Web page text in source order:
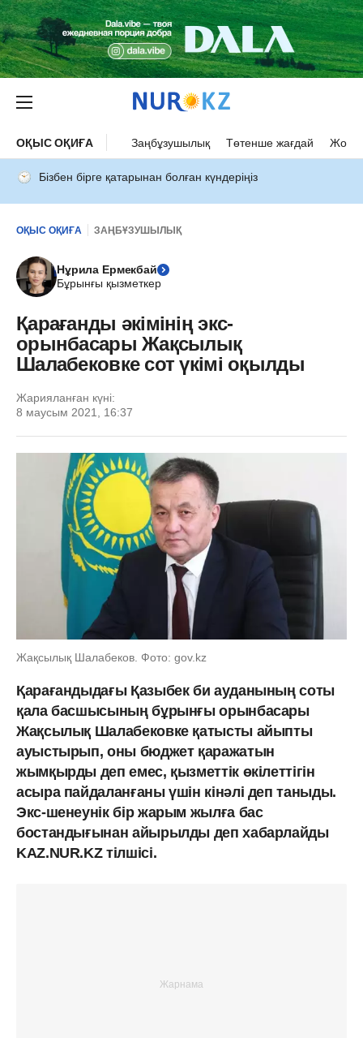
ОҚЫС ОҚИҒА Заңбұзушылық Төтенше жағдай Жол
Бізбен бірге қатарынан болған күндеріңіз
ОҚЫС ОҚИҒА ЗАҢБҰЗУШЫЛЫҚ
Нұрила Ермекбай
Бұрынғы қызметкер
Қарағанды әкімінің экс-
орынбасары Жақсылық
Шалабековке сот үкімі оқылды
Жарияланған күні:
8 маусым 2021, 16:37
Жақсылық Шалабеков. Фото: gov.kz
Қарағандыдағы Қазыбек би ауданының соты
қала басшысының бұрынғы орынбасары
Жақсылық Шалабековке қатысты айыпты
ауыстырып, оны бюджет қаражатын
жымқырды деп емес, қызметтік өкілеттігін
асыра пайдаланғаны үшін кінәлі деп таныды.
Экс-шенеунік бір жарым жылға бас
бостандығынан айырылды деп хабарлайды
KAZ.NUR.KZ тілшісі.